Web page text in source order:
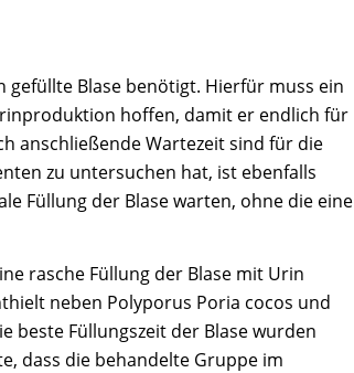
Blase benötigt. Hierfür muss ein
hoffen, damit er endlich für
anschließende Wartezeit sind für die
zu untersuchen hat, ist ebenfalls
Füllung der Blase warten, ohne die eine
rasche Füllung der Blase mit Urin
neben Polyporus Poria cocos und
beste Füllungszeit der Blase wurden
dass die behandelte Gruppe im